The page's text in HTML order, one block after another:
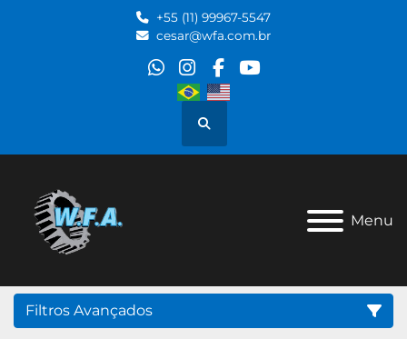
+55 (11) 99967-5547
cesar@wfa.com.br
whatsapp
instagram
facebook
youtube
Pesquisar
Menu
Filtros Avançados